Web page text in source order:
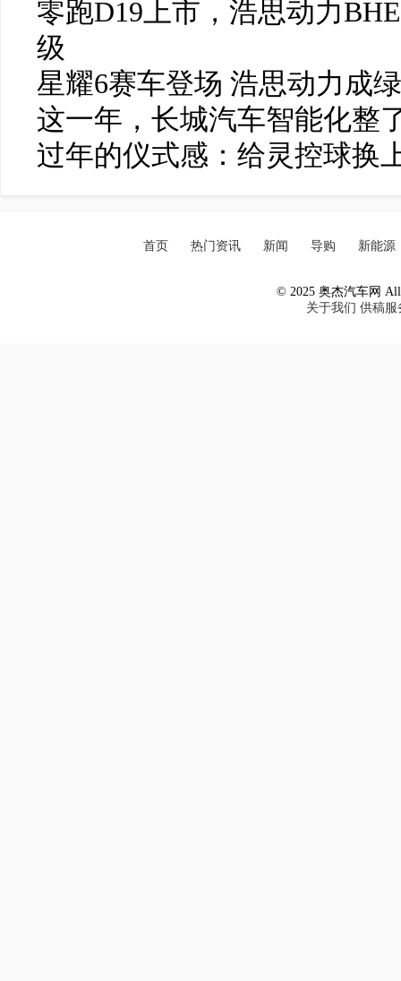
零跑D19上市，浩思动力
级
星耀6赛车登场 浩思动力成
这一年，长城汽车智能化整
过年的仪式感：给灵控球换
首页 热门资讯 新闻 导购 新能源
© 2025 奥杰汽车网 All
关于我们 供稿服